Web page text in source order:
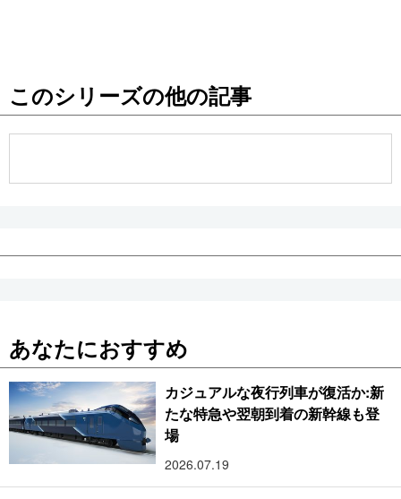
公式SNS
このシリーズの他の記事
あなたにおすすめ
カジュアルな夜行列車が復活か:新
たな特急や翌朝到着の新幹線も登
場
2026.07.19